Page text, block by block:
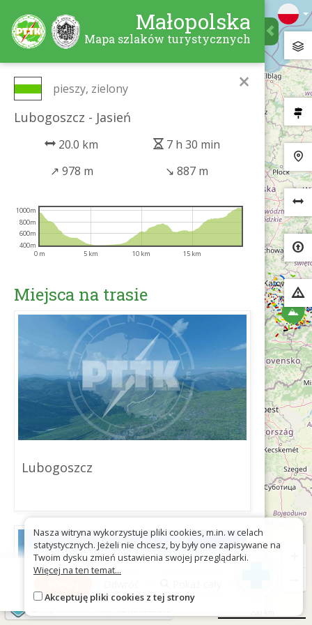
Małopolska
Mapa szlaków turystycznych
×
pieszy, zielony
Lubogoszcz - Jasień
20.0 km
7 h 30 min
↗ 978 m ↘ 887 m
0 m 5 km 10 km 15 km
400m
600m
800m
1000m
Miejsca na trasie
Lubogoszcz
Nasza witryna wykorzystuje pliki cookies, m.in. w celach
statystycznych. Jeżeli nie chcesz, by były one zapisywane na
Twoim dysku zmień ustawienia swojej przeglądarki.
Więcej na ten temat...
Akceptuję pliki cookies z tej strony